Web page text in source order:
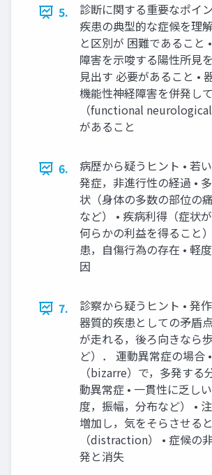
5.
診断に関する重要なポイ
疾患の典型的な症候を理
と区別が 困難であること
障害を示唆する陽性所見
見出す 必要があること •
機能性神経障害を併発し
（functional neurological
があること
6.
病歴から疑うヒント • 若
発症，非進行性の経過 •
状（身体の多数の部位の
など） • 疾病利得（症状
何らかの利益を得ること
患，自傷行為の存在 • 軽
因
7.
診察から疑うヒント • 発
器質的疾患としての矛盾
が走れる，後ろ向きなら
ど）． 運動異常症の場合
（bizarre）で，多発する
動異常症 • 一貫性に乏し
度，振幅，分布など） •
増加し，気をそらさせる
（distraction） • 症候の
発と消失